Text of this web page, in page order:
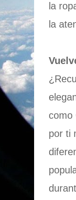
la
la
como
por ti